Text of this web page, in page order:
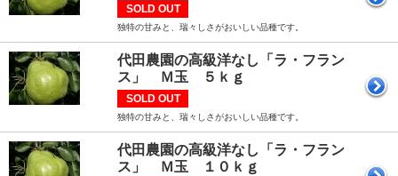
SOLD OUT
独特の甘みと、瑞々しさがおいしい品種です。
代田農園の高級洋なし「ラ・フラン
ス」 Ｍ玉 ５ｋｇ
SOLD OUT
独特の甘みと、瑞々しさがおいしい品種です。
代田農園の高級洋なし「ラ・フラン
ス」 Ｍ玉 １０ｋｇ